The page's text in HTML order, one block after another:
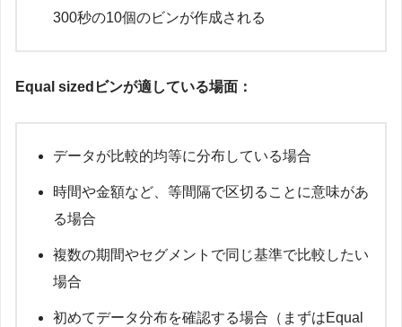
300秒の10個のビンが作成される
Equal sizedビンが適している場面：
データが比較的均等に分布している場合
時間や金額など、等間隔で区切ることに意味があ
る場合
複数の期間やセグメントで同じ基準で比較したい
場合
初めてデータ分布を確認する場合（まずはEqual